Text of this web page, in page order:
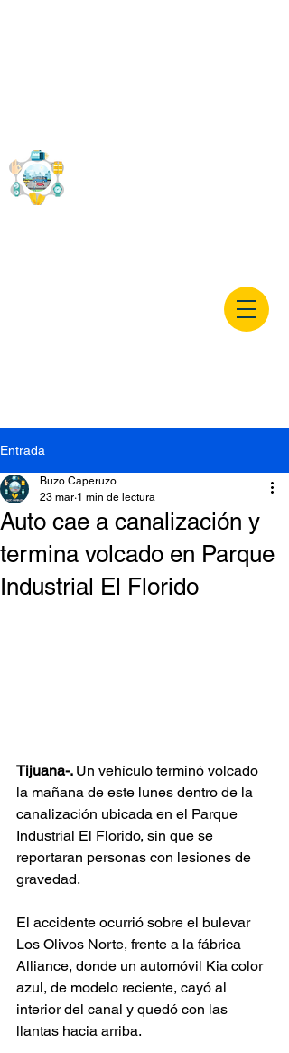
Entrada
Auto cae a canalización y
termina volcado en Parque
Industrial El Florido
Buzo Caperuzo
23 mar 1 min de lectura
Tijuana-. Un vehículo terminó volcado
la mañana de este lunes dentro de la
canalización ubicada en el Parque
Industrial El Florido, sin que se
reportaran personas con lesiones de
gravedad.
El accidente ocurrió sobre el bulevar
Los Olivos Norte, frente a la fábrica
Alliance, donde un automóvil Kia color
azul, de modelo reciente, cayó al
interior del canal y quedó con las
llantas hacia arriba.